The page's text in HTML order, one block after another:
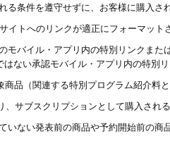
る条件を遵守せずに、お客様に購入さ
イトへのリンクが適正にフォーマッ
モバイル・アプリ内の特別リンクま
ない承認モバイル・アプリ内の特別
商品（関連する特別プログラム紹介料
、サブスクリプションとして購入され
いない発表前の商品や予約開始前の商